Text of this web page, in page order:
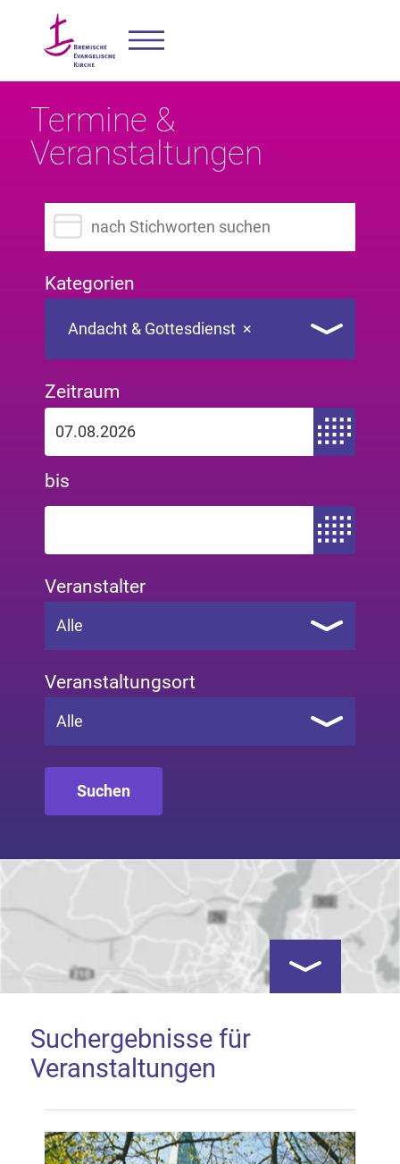
Termine &
Veranstaltungen
Suchbegriff eingeben
Kategorien
×
Andacht & Gottesdienst
Zeitraum
Zeitraum von
bis
Zeitraum bis
Veranstalter
Alle
Veranstaltungsort
Alle
Google Map laden
Kartenansicht
Suchergebnisse für
Veranstaltungen